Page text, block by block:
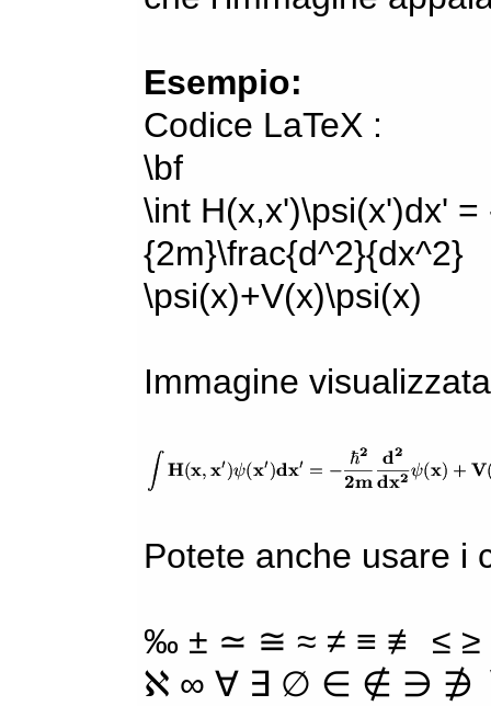
Esempio:
Codice LaTeX :
\bf
\int H(x,x')\psi(x')dx'
{2m}\frac{d^2}{dx^2}
\psi(x)+V(x)\psi(x)
Immagine
Potete anche usare i
‰ ± ≃ ≅ ≈ ≠ ≡ ≢ ≤
ℵ ∞ ∀ ∃ ∅ ∈ ∉ ∋ ∌